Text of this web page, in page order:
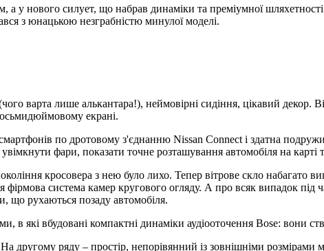
у нового силует, що набрав динаміки та преміумної
з юнацькою незграбністю минулої моделі.
варта лише алькантара!), неймовірні сидіння, цікавий
екрані.
по дротовому з'єднанню Nissan Connect і здатна
фари, показати точне розташування автомобіля на
кросовера з нею було лихо. Тепер вітрове скло набагато
система камер кругового огляду. А про всяк випадок під
що рухаються позаду автомобіля.
в які вбудовані компактні динаміки аудіооточення Bose:
другому ряду – простір, непорівянний із зовнішніми